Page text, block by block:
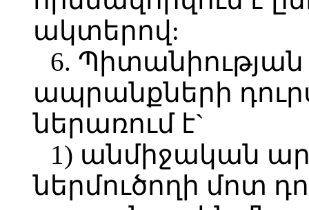
ակտերով:
6.
ապրանքների
ներառում է`
1) անմիջական
ներմուծողի մոտ